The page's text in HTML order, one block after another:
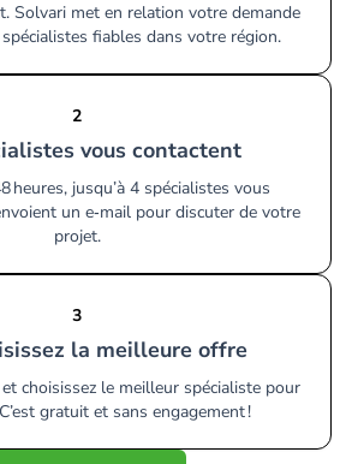
Solvari met en relation votre demande
fiables dans votre région.
2
vous contactent
heures, jusqu’à 4 spécialistes vous
un e‑mail pour discuter de votre
projet.
3
la meilleure offre
choisissez le meilleur spécialiste pour
gratuit et sans engagement !